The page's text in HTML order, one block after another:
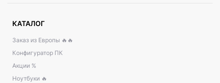
КАТАЛОГ
Заказ из Европы 🔥🔥
Конфигуратор ПК
Акции %
Ноутбуки 🔥